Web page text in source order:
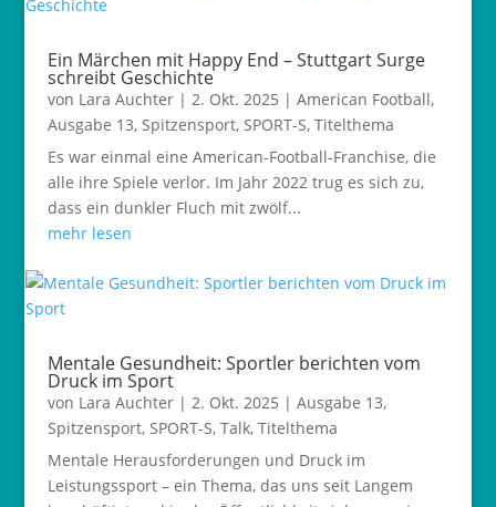
Ein Märchen mit Happy End – Stuttgart Surge
schreibt Geschichte
von Lara Auchter| 2. Okt. 2025 | American Football,
Ausgabe 13, Spitzensport, SPORT-S, Titelthema
Es war einmal eine American-Football-Franchise, die
alle ihre Spiele verlor. Im Jahr 2022 trug es sich zu,
dass ein dunkler Fluch mit zwölf...
mehr lesen
Mentale Gesundheit: Sportler berichten vom
Druck im Sport
von Lara Auchter| 2. Okt. 2025 | Ausgabe 13,
Spitzensport, SPORT-S, Talk, Titelthema
Mentale Herausforderungen und Druck im
Leistungssport – ein Thema, das uns seit Langem